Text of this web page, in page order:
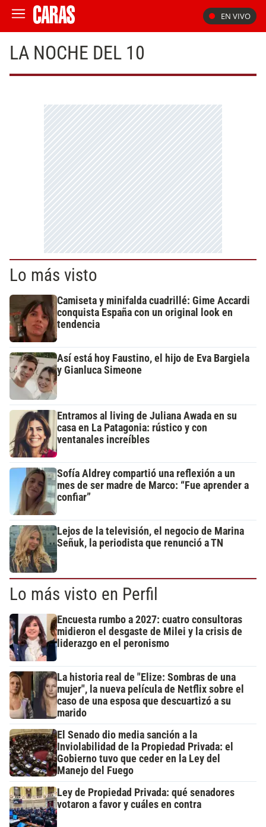
EN VIVO
LA NOCHE DEL 10
Lo más visto
Camiseta y minifalda cuadrillé: Gime Accardi
conquista España con un original look en
tendencia
Así está hoy Faustino, el hijo de Eva Bargiela
y Gianluca Simeone
Entramos al living de Juliana Awada en su
casa en La Patagonia: rústico y con
ventanales increíbles
Sofía Aldrey compartió una reflexión a un
mes de ser madre de Marco: “Fue aprender a
confiar”
Lejos de la televisión, el negocio de Marina
Señuk, la periodista que renunció a TN
Lo más visto en Perfil
Encuesta rumbo a 2027: cuatro consultoras
midieron el desgaste de Milei y la crisis de
liderazgo en el peronismo
La historia real de "Elize: Sombras de una
mujer", la nueva película de Netflix sobre el
caso de una esposa que descuartizó a su
marido
El Senado dio media sanción a la
Inviolabilidad de la Propiedad Privada: el
Gobierno tuvo que ceder en la Ley del
Manejo del Fuego
Ley de Propiedad Privada: qué senadores
votaron a favor y cuáles en contra